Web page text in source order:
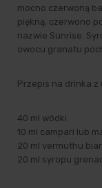
mocno czerwoną
piękną, czerwono
nazwie Sunrise.
owocu granatu
Przepis na drinka z
40 ml wódki
10 ml campari lub
20 ml vermuthu
20 ml syropu